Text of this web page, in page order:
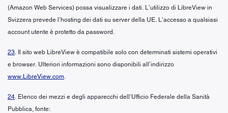
(Amazon Web Services) possa visualizzare i dati. L’utilizzo di LibreView in
Svizzera prevede l’hosting dei dati su server della UE. L’accesso a qualsiasi
account utente è protetto da password.
23. Il sito web LibreView è compatibile solo con determinati sistemi operativi
e browser. Ulteriori informazioni sono disponibili all’indirizzo
www.LibreView.com.
24. Elenco dei mezzi e degli apparecchi dell’Ufficio Federale della Sanità
Pubblica, fonte: